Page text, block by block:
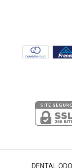
DENTAL